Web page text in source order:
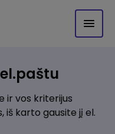
ir vos kriterijus
iš karto gausite jį el.